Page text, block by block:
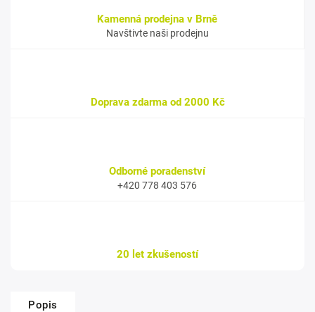
Kamenná prodejna v Brně
Navštivte naši prodejnu
Doprava zdarma od 2000 Kč
Odborné poradenství
+420 778 403 576
20 let zkušeností
Popis